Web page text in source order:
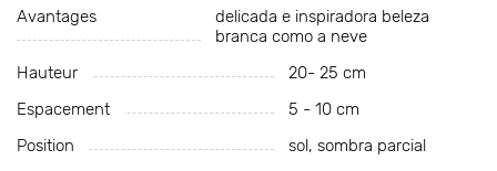
Avantages
delicada e inspiradora beleza
branca como a neve
Hauteur
20- 25 cm
Espacement
5 - 10 cm
Position
sol, sombra parcial